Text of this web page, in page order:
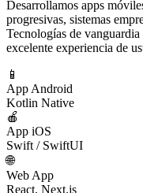
Desarrollamos apps
progresivas, sistemas
Tecnologías de
excelente experiencia de
📱
App Android
Kotlin Native
🍎
App iOS
Swift / SwiftUI
🌐
Web App
React, Next.js